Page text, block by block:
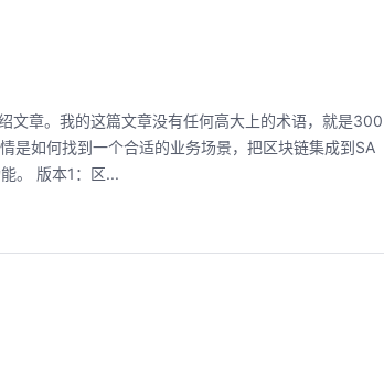
文章。我的这篇文章没有任何高大上的术语，就是300
是如何找到一个合适的业务场景，把区块链集成到SA
。 版本1：区...